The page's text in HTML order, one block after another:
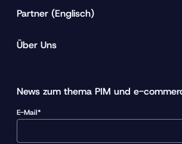
Partner (Englisch)
Über Uns
News zum thema PIM und e-
E-Mail*